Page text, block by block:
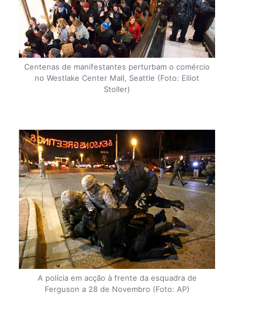
Centenas de manifestantes perturbam o comércio
no Westlake Center Mall, Seattle (Foto: Elliot
Stoller)
A polícia em acção à frente da esquadra de
Ferguson a 28 de Novembro (Foto: AP)